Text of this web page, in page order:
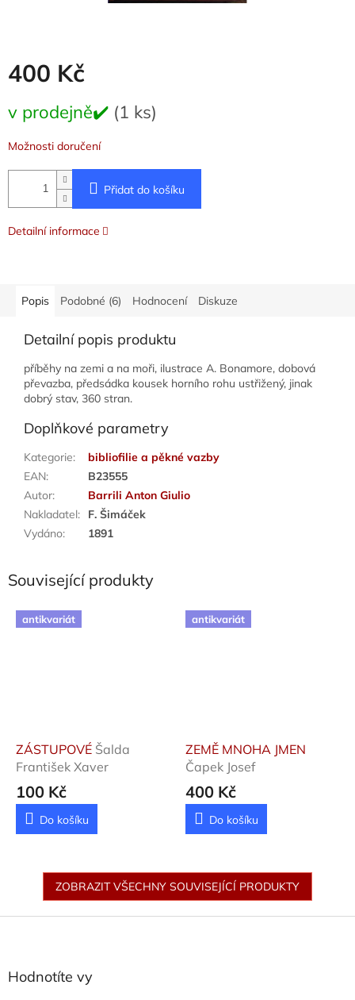
400 Kč
cena:
v prodejně✔️ (1 ks)
Možnosti doručení
Přidat do košíku
Detailní informace
Popis Podobné (6) Hodnocení Diskuze
Detailní popis produktu
příběhy na zemi a na moři, ilustrace A. Bonamore, dobová
převazba, předsádka kousek horního rohu ustřižený, jinak
dobrý stav, 360 stran.
Doplňkové parametry
Kategorie:
bibliofilie a pěkné vazby
EAN:
B23555
Autor:
Barrili Anton Giulio
Nakladatel:
F. Šimáček
Vydáno: 1891
Související produkty
antikvariát
ZÁSTUPOVÉ Šalda
František Xaver
100 Kč
Do košíku
antikvariát
ZEMĚ MNOHA JMEN
Čapek Josef
400 Kč
Do košíku
ZOBRAZIT VŠECHNY SOUVISEJÍCÍ PRODUKTY
Hodnotíte vy